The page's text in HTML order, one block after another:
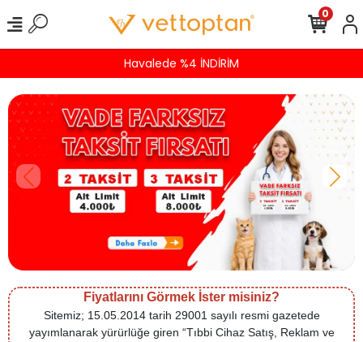
Havalede %4 İNDİRİM
0
Fiyatlarını Görmek İster misiniz?
Sitemiz; 15.05.2014 tarih 29001 sayılı resmi gazetede
yayımlanarak yürürlüğe giren “Tıbbi Cihaz Satış, Reklam ve